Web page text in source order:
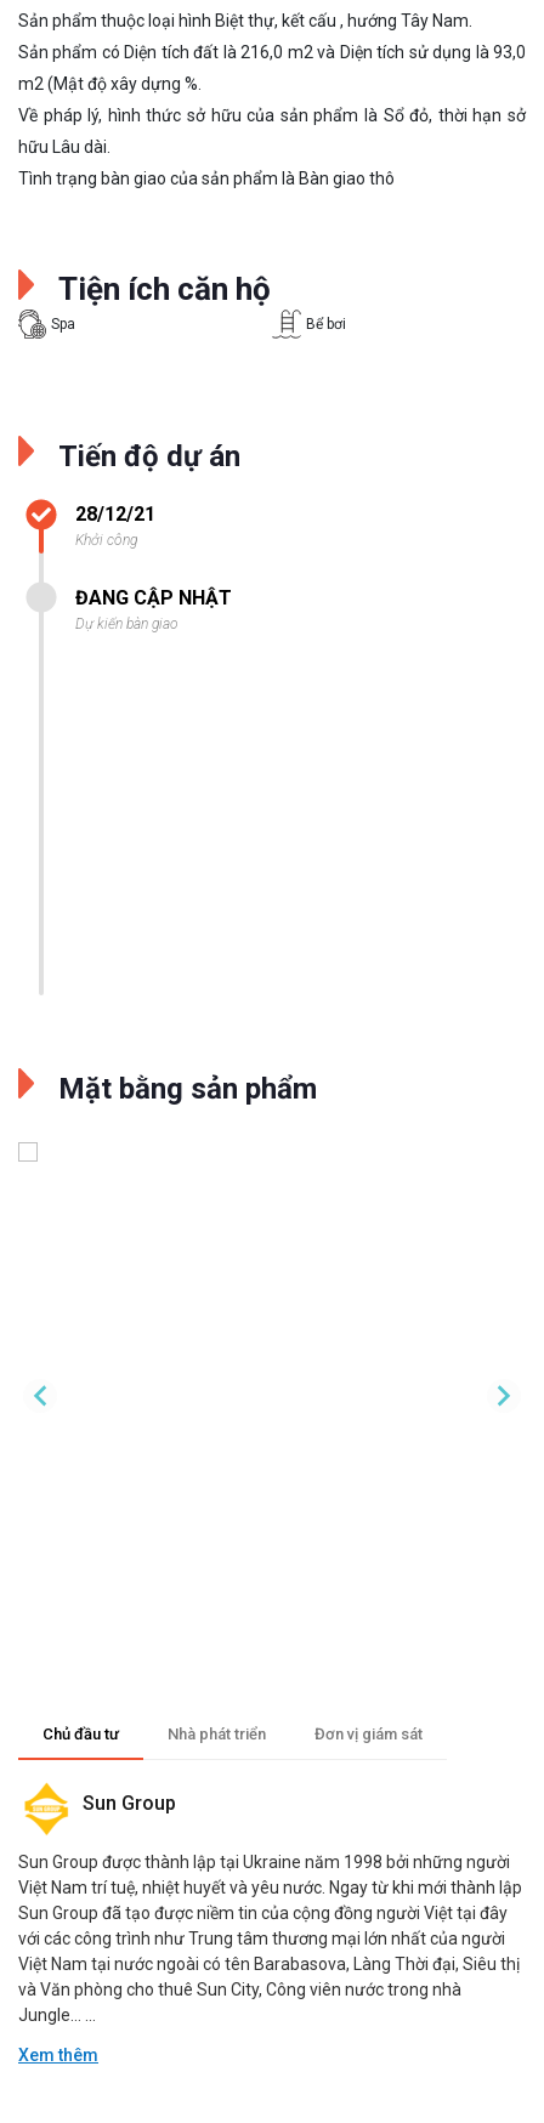
Sản phẩm thuộc loại hình Biệt thự, kết cấu , hướng Tây Nam.
Sản phẩm có Diện tích đất là 216,0 m2 và Diện tích sử dụng là 93,0
m2 (Mật độ xây dựng %.
Về pháp lý, hình thức sở hữu của sản phẩm là Sổ đỏ, thời hạn sở
hữu Lâu dài.
Tình trạng bàn giao của sản phẩm là Bàn giao thô
Tiện ích căn hộ
Spa Bể bơi
Tiến độ dự án
28/12/21
Khởi công
ĐANG CẬP NHẬT
Dự kiến bàn giao
Mặt bằng sản phẩm
Chủ đầu tư Nhà phát triển Đơn vị giám sát
Sun Group
Sun Group được thành lập tại Ukraine năm 1998 bởi những người
Việt Nam trí tuệ, nhiệt huyết và yêu nước. Ngay từ khi mới thành lập
Sun Group đã tạo được niềm tin của cộng đồng người Việt tại đây
với các công trình như Trung tâm thương mại lớn nhất của người
Việt Nam tại nước ngoài có tên Barabasova, Làng Thời đại, Siêu thị
và Văn phòng cho thuê Sun City, Công viên nước trong nhà
Jungle… ...
Xem thêm